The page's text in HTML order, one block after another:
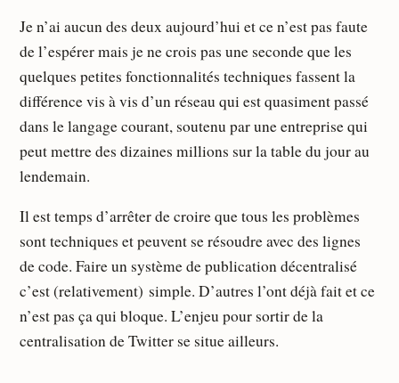
Je n’ai aucun des deux aujourd’hui et ce n’est pas faute
de l’espérer mais je ne crois pas une seconde que les
quelques petites fonctionnalités techniques fassent la
différence vis à vis d’un réseau qui est quasiment passé
dans le langage courant, soutenu par une entreprise qui
peut mettre des dizaines millions sur la table du jour au
lendemain.
Il est temps d’arrêter de croire que tous les problèmes
sont techniques et peuvent se résoudre avec des lignes
de code. Faire un système de publication décentralisé
c’est (relativement) simple. D’autres l’ont déjà fait et ce
n’est pas ça qui bloque. L’enjeu pour sortir de la
centralisation de Twitter se situe ailleurs.